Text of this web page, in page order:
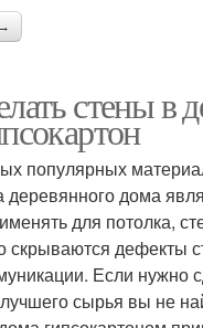
стены в
популярных
деревянного дома
для потолка,
скрываются дефекты
Если нужно
сырья вы не